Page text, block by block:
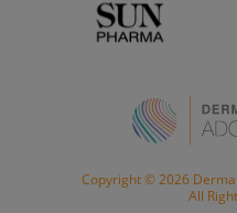
Relative
Potenzielle
Häufigkeit geordnet,
Kausalität
Copyright © 2026
All